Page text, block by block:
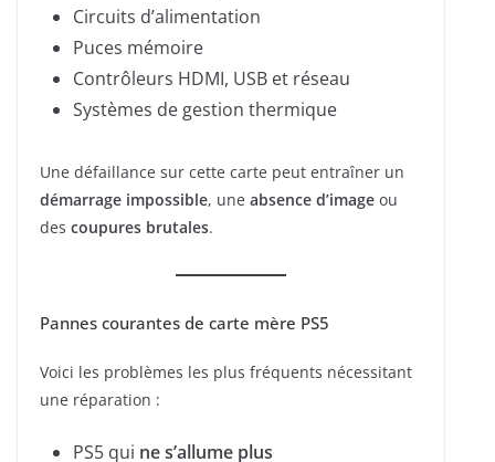
Circuits d’alimentation
Puces mémoire
Contrôleurs HDMI, USB et réseau
Systèmes de gestion thermique
Une défaillance sur cette carte peut entraîner un
démarrage impossible, une absence d’image ou
des coupures brutales.
Pannes courantes de carte mère PS5
Voici les problèmes les plus fréquents nécessitant
une réparation :
PS5 qui ne s’allume plus